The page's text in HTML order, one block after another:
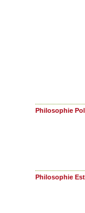
Philosophie
Philosophie